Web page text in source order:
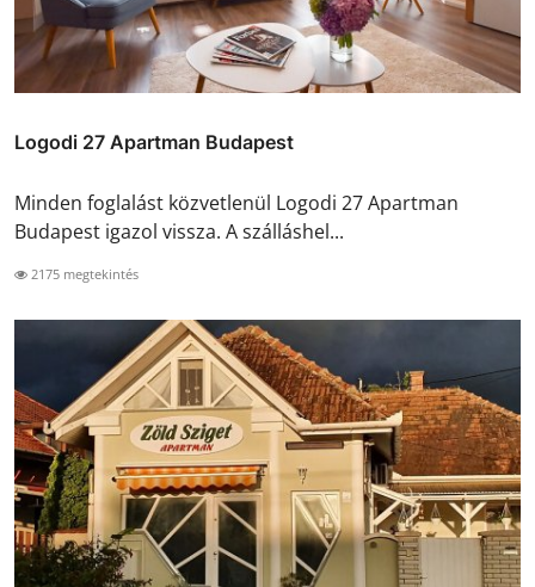
Logodi 27 Apartman Budapest
Minden foglalást közvetlenül Logodi 27 Apartman
Budapest igazol vissza. A szálláshel...
2175 megtekintés